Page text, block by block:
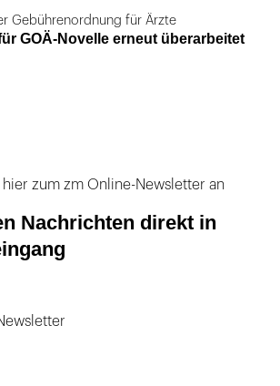
Gebührenordnung für Ärzte
GOÄ-Novelle erneut überarbeitet
zum zm Online-Newsletter an
Nachrichten direkt in